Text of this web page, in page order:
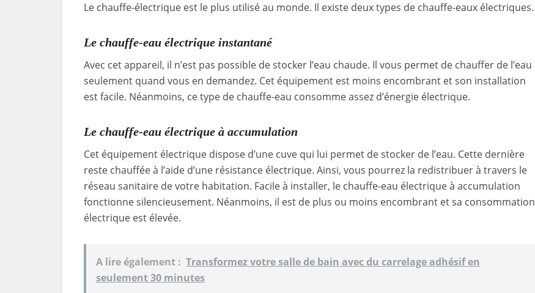
Le chauffe-électrique est le plus utilisé au monde. Il existe deux types de chauffe-eaux électriques.
Le chauffe-eau électrique instantané
Avec cet appareil, il n’est pas possible de stocker l’eau chaude. Il vous permet de chauffer de l’eau
seulement quand vous en demandez. Cet équipement est moins encombrant et son installation
est facile. Néanmoins, ce type de chauffe-eau consomme assez d’énergie électrique.
Le chauffe-eau électrique à accumulation
Cet équipement électrique dispose d’une cuve qui lui permet de stocker de l’eau. Cette dernière
reste chauffée à l’aide d’une résistance électrique. Ainsi, vous pourrez la redistribuer à travers le
réseau sanitaire de votre habitation. Facile à installer, le chauffe-eau électrique à accumulation
fonctionne silencieusement. Néanmoins, il est de plus ou moins encombrant et sa consommation
électrique est élevée.
A lire également : Transformez votre salle de bain avec du carrelage adhésif en
seulement 30 minutes